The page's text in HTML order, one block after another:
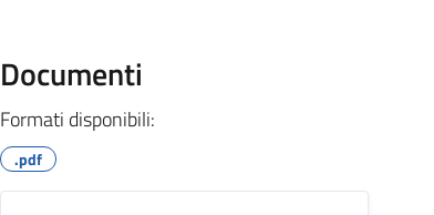
Documenti
Formati disponibili:
.pdf